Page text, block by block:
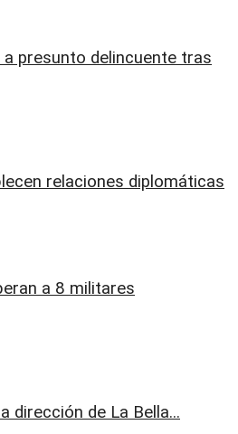
presunto delincuente tras
relaciones diplomáticas
a 8 militares
dirección de La Bella...